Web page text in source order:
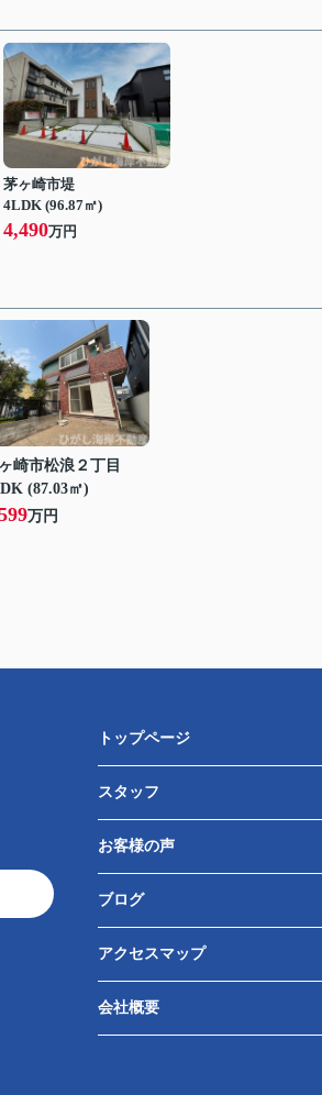
茅ヶ崎市堤
4LDK (96.87㎡)
4,490万円
崎市松浪２丁目
(87.03㎡)
万円
トップページ
スタッフ
お客様の声
ブログ
アクセスマップ
会社概要